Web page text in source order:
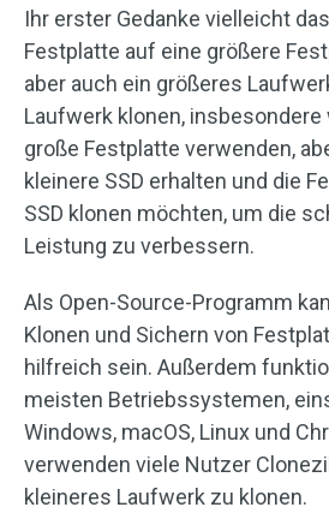
Ihr erster Gedanke vielleicht
Festplatte auf eine größere
aber auch ein größeres
Laufwerk klonen, insbesondere
große Festplatte verwenden,
kleinere SSD erhalten und die
SSD klonen möchten, um die
Leistung zu verbessern.
Als Open-Source-Programm
Klonen und Sichern von
hilfreich sein. Außerdem
meisten Betriebssystemen,
Windows, macOS, Linux und
verwenden viele Nutzer
kleineres Laufwerk zu klonen.